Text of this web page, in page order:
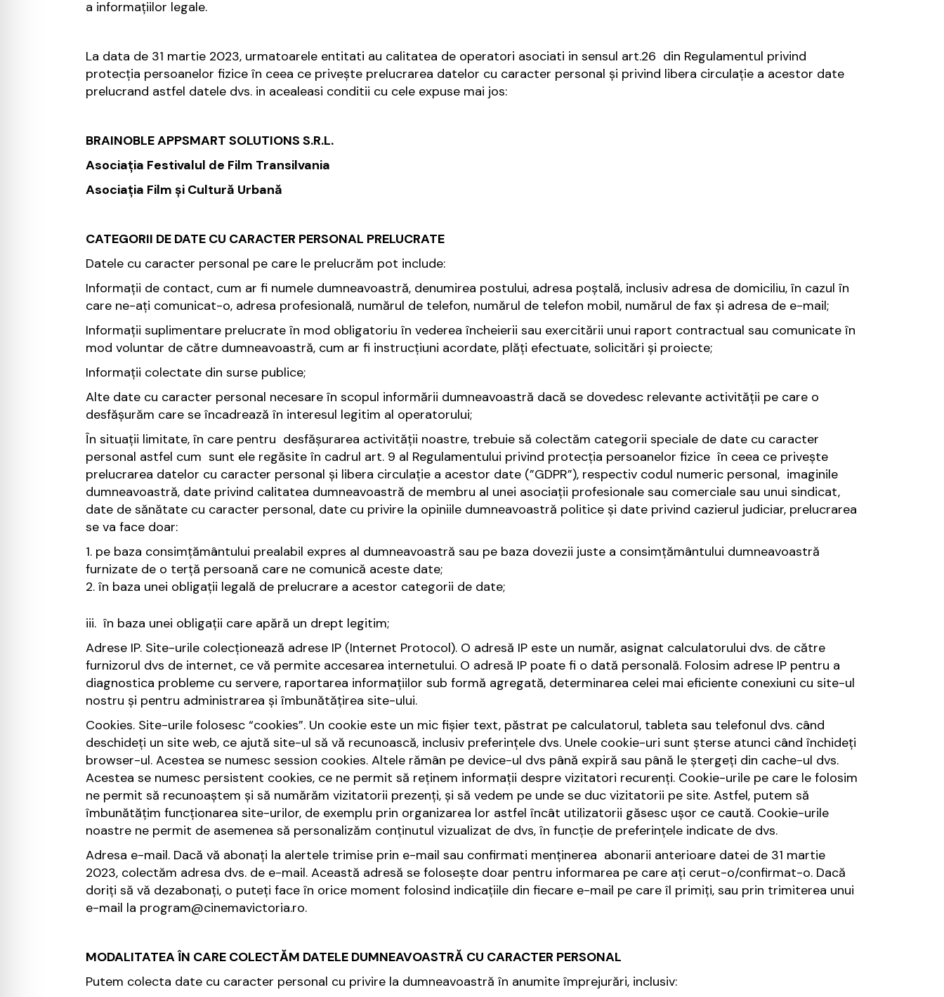
a informaţiilor legale.
La data de 31 martie 2023, urmatoarele entitati au calitatea de operatori asociati in sensul art.26 din Regulamentul privind
protecţia persoanelor fizice în ceea ce priveşte prelucrarea datelor cu caracter personal şi privind libera circulaţie a acestor date
prelucrand astfel datele dvs. in acealeasi conditii cu cele expuse mai jos:
BRAINOBLE APPSMART SOLUTIONS S.R.L.
Asociația Festivalul de Film Transilvania
Asociația Film și Cultură Urbană
CATEGORII DE DATE CU CARACTER PERSONAL PRELUCRATE
Datele cu caracter personal pe care le prelucrăm pot include:
Informații de contact, cum ar fi numele dumneavoastră, denumirea postului, adresa poștală, inclusiv adresa de domiciliu, în cazul în
care ne-ați comunicat-o, adresa profesională, numărul de telefon, numărul de telefon mobil, numărul de fax și adresa de e-mail;
Informații suplimentare prelucrate în mod obligatoriu în vederea încheierii sau exercitării unui raport contractual sau comunicate în
mod voluntar de către dumneavoastră, cum ar fi instrucțiuni acordate, plăți efectuate, solicitări și proiecte;
Informații colectate din surse publice;
Alte date cu caracter personal necesare în scopul informării dumneavoastră dacă se dovedesc relevante activității pe care o
desfășurăm care se încadrează în interesul legitim al operatorului;
În situații limitate, în care pentru desfășurarea activității noastre, trebuie să colectăm categorii speciale de date cu caracter
personal astfel cum sunt ele regăsite în cadrul art. 9 al Regulamentului privind protecția persoanelor fizice în ceea ce privește
prelucrarea datelor cu caracter personal și libera circulație a acestor date (”GDPR”), respectiv codul numeric personal, imaginile
dumneavoastră, date privind calitatea dumneavoastră de membru al unei asociații profesionale sau comerciale sau unui sindicat,
date de sănătate cu caracter personal, date cu privire la opiniile dumneavoastră politice și date privind cazierul judiciar, prelucrarea
se va face doar:
pe baza consimțământului prealabil expres al dumneavoastră sau pe baza dovezii juste a consimțământului dumneavoastră
furnizate de o terță persoană care ne comunică aceste date;
în baza unei obligații legală de prelucrare a acestor categorii de date;
iii. în baza unei obligații care apără un drept legitim;
Adrese IP. Site-urile colecționează adrese IP (Internet Protocol). O adresă IP este un număr, asignat calculatorului dvs. de către
furnizorul dvs de internet, ce vă permite accesarea internetului. O adresă IP poate fi o dată personală. Folosim adrese IP pentru a
diagnostica probleme cu servere, raportarea informațiilor sub formă agregată, determinarea celei mai eficiente conexiuni cu site-ul
nostru și pentru administrarea și îmbunătățirea site-ului.
Cookies. Site-urile folosesc “cookies”. Un cookie este un mic fișier text, păstrat pe calculatorul, tableta sau telefonul dvs. când
deschideți un site web, ce ajută site-ul să vă recunoască, inclusiv preferințele dvs. Unele cookie-uri sunt șterse atunci când închideți
browser-ul. Acestea se numesc session cookies. Altele rămân pe device-ul dvs până expiră sau până le ștergeți din cache-ul dvs.
Acestea se numesc persistent cookies, ce ne permit să reținem informații despre vizitatori recurenți. Cookie-urile pe care le folosim
ne permit să recunoaștem și să numărăm vizitatorii prezenți, și să vedem pe unde se duc vizitatorii pe site. Astfel, putem să
îmbunătățim funcționarea site-urilor, de exemplu prin organizarea lor astfel încât utilizatorii găsesc ușor ce caută. Cookie-urile
noastre ne permit de asemenea să personalizăm conținutul vizualizat de dvs, în funcție de preferințele indicate de dvs.
Adresa e-mail. Dacă vă abonați la alertele trimise prin e-mail sau confirmati menținerea abonarii anterioare datei de 31 martie
2023, colectăm adresa dvs. de e-mail. Această adresă se folosește doar pentru informarea pe care ați cerut-o/confirmat-o. Dacă
doriți să vă dezabonați, o puteți face în orice moment folosind indicațiile din fiecare e-mail pe care îl primiți, sau prin trimiterea unui
e-mail la program@cinemavictoria.ro.
MODALITATEA ÎN CARE COLECTĂM DATELE DUMNEAVOASTRĂ CU CARACTER PERSONAL
Putem colecta date cu caracter personal cu privire la dumneavoastră în anumite împrejurări, inclusiv: